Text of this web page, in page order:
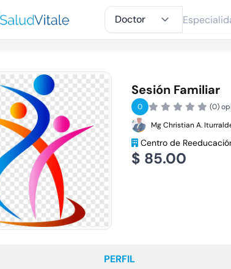
Sesión Familiar
0
(0)
Mg Christian A.
Centro de
$ 85.00
PERFIL